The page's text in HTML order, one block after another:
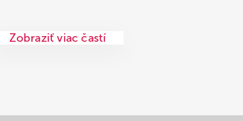
Zobraziť viac častí